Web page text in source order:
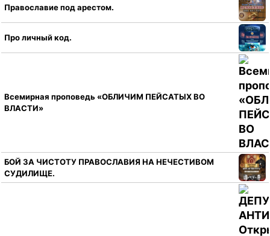
Православие под арестом.
Про личный код.
Всемирная проповедь «ОБЛИЧИМ ПЕЙСАТЫХ ВО
ВЛАСТИ»
БОЙ ЗА ЧИСТОТУ ПРАВОСЛАВИЯ НА НЕЧЕСТИВОМ
СУДИЛИЩЕ.